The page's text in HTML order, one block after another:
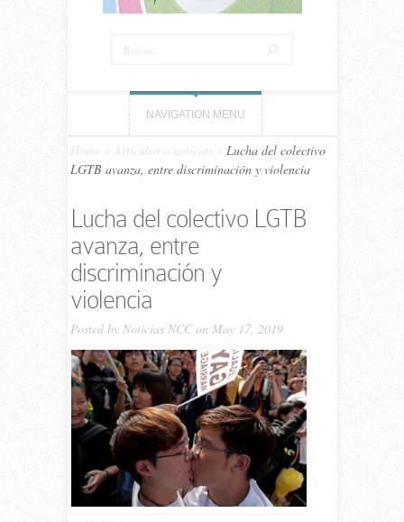
NAVIGATION MENU
Home Artículos o noticias
Lucha del colectivo
LGTB avanza, entre discriminación y violencia
Lucha del colectivo LGTB
avanza, entre
discriminación y
violencia
Posted by Noticias NCCon May 17, 2019